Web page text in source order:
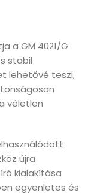
a GM 4021/G
stabil
lehetővé teszi,
véletlen
újra
kialakítása
egyenletes és